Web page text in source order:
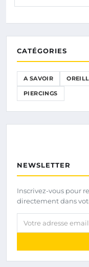
CATÉGORIES
A SAVOIR
PIERCINGS
NEWSLETTER
Inscrivez-vous pour
directement dans
Votre adresse email